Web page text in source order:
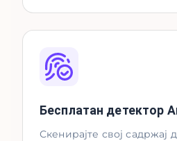
Бесплатан детектор
Скенирајте свој садржај